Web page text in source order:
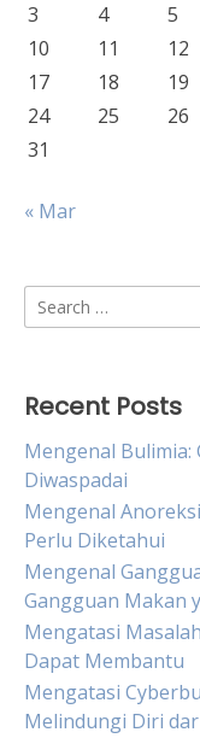
3
4 5
10
11 12
17
18 19
24
25 26
31
« Mar
Search
for:
Recent Posts
Mengenal Bulimia:
Diwaspadai
Mengenal
Perlu Diketahui
Mengenal
Gangguan Makan
Mengatasi
Dapat Membantu
Mengatasi
Melindungi Diri